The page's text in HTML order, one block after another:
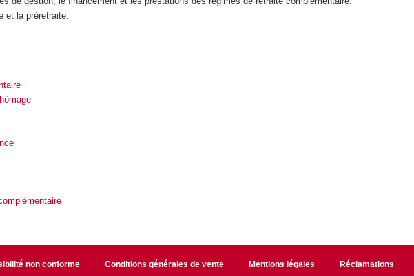
et la préretraite.
non conforme Conditions générales de vente Mentions légales Réclamations